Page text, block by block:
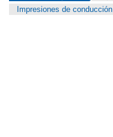
Información general